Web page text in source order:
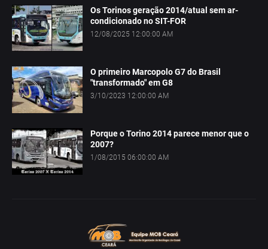
Os Torinos geração 2014/atual sem ar-
condicionado no SIT-FOR
12/08/2025 12:00:00 AM
O primeiro Marcopolo G7 do Brasil
"transformado" em G8
3/10/2023 12:00:00 AM
Porque o Torino 2014 parece menor que o
2007?
1/08/2015 06:00:00 AM